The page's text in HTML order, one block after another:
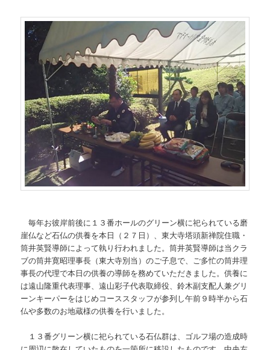
毎年お彼岸前後に１３番ホールのグリーン横に祀られている磨
崖仏など石仏の供養を本日（２７日）、東大寺塔頭新禅院住職・
筒井英賢導師によって執り行われました。筒井英賢導師は当クラ
ブの筒井寛昭理事長（東大寺別当）のご子息で、ご多忙の筒井理
事長の代理で本日の供養の導師を務めていただきました。供養に
は遠山隆重代表理事、遠山彩子代表取締役、鈴木副支配人兼グリ
ーンキーパーをはじめコーススタッフが参列し午前９時半から石
仏や多数のお地蔵様の供養を行いました。
１３番グリーン横に祀られている石仏群は、ゴルフ場の造成時